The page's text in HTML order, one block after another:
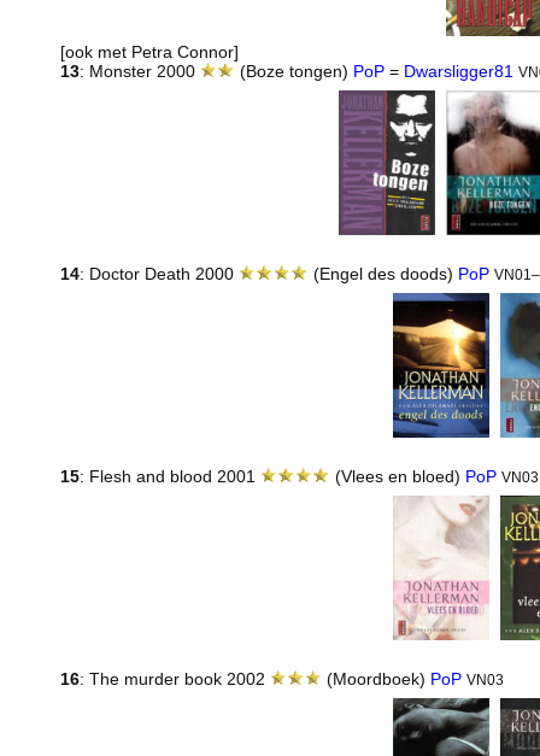
[ook met Petra Connor]
13: Monster 2000 (Boze tongen) PoP= Dwarsligger81
14: Doctor Death 2000 (Engel des doods) PoP
15: Flesh and blood 2001 (Vlees en bloed) PoP VN03
16: The murder book 2002 (Moordboek) PoP VN03